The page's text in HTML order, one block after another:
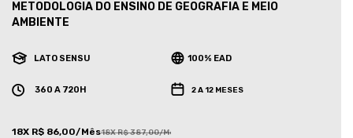
METODOLOGIA DO ENSINO DE GEOGRAFIA E MEIO
AMBIENTE
LATO SENSU 100% EAD
360 A 720H 2 A 12 MESES
18X R$ 86,00/Mês18X R$ 387,00/Mês